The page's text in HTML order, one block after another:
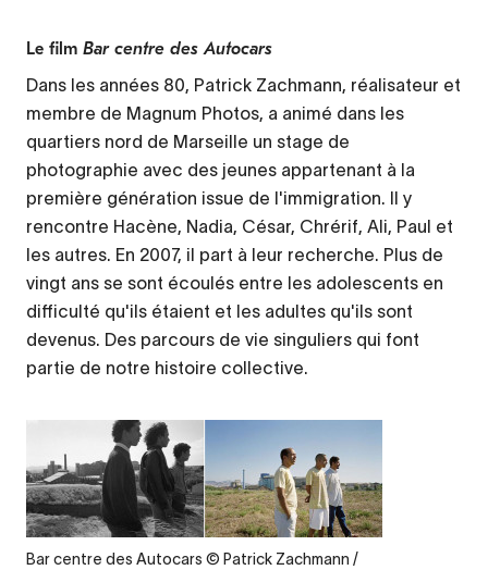
Contenu
d’origine
Le film Bar centre des Autocars
Dans les années 80, Patrick Zachmann, réalisateur et
membre de Magnum Photos, a animé dans les
quartiers nord de Marseille un stage de
photographie avec des jeunes appartenant à la
première génération issue de l'immigration. Il y
rencontre Hacène, Nadia, César, Chrérif, Ali, Paul et
les autres. En 2007, il part à leur recherche. Plus de
vingt ans se sont écoulés entre les adolescents en
difficulté qu'ils étaient et les adultes qu'ils sont
devenus. Des parcours de vie singuliers qui font
partie de notre histoire collective.
Legende
Bar centre des Autocars © Patrick Zachmann /